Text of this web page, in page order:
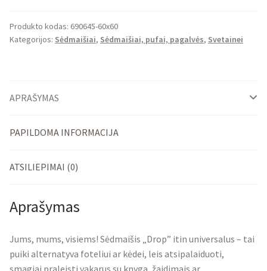
Produkto kodas: 690645-60x60
Kategorijos: Sėdmaišiai, Sėdmaišiai, pufai, pagalvės, Svetainei
APRAŠYMAS
PAPILDOMA INFORMACIJA
ATSILIEPIMAI (0)
Aprašymas
Jums, mums, visiems! Sėdmaišis „Drop” itin universalus – tai
puiki alternatyva foteliui ar kėdei, leis atsipalaiduoti,